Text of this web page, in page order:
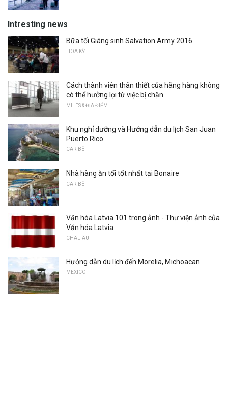
Intresting news
Bữa tối Giáng sinh Salvation Army 2016
HOA KỲ
Cách thành viên thân thiết của hãng hàng không
có thể hưởng lợi từ việc bị chặn
MILES & ĐỊA ĐIỂM
Khu nghỉ dưỡng và Hướng dẫn du lịch San Juan
Puerto Rico
CARIBÊ
Nhà hàng ăn tối tốt nhất tại Bonaire
CARIBÊ
Văn hóa Latvia 101 trong ảnh - Thư viện ảnh của
Văn hóa Latvia
CHÂU ÂU
Hướng dẫn du lịch đến Morelia, Michoacan
MEXICO